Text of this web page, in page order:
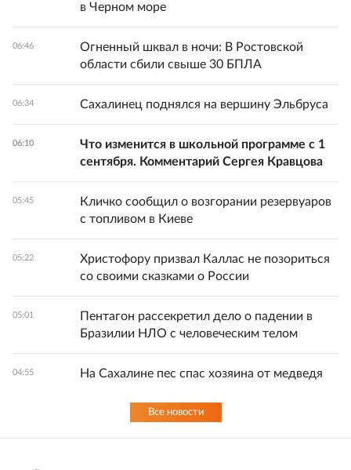
в Черном море
06:46
Огненный шквал в ночи: В Ростовской
области сбили свыше 30 БПЛА
06:34 Сахалинец поднялся на вершину Эльбруса
06:10
Что изменится в школьной программе с 1
сентября. Комментарий Сергея Кравцова
05:45
Кличко сообщил о возгорании резервуаров
с топливом в Киеве
05:22
Христофору призвал Каллас не позориться
со своими сказками о России
05:01
Пентагон рассекретил дело о падении в
Бразилии НЛО с человеческим телом
04:55 На Сахалине пес спас хозяина от медведя
Все новости